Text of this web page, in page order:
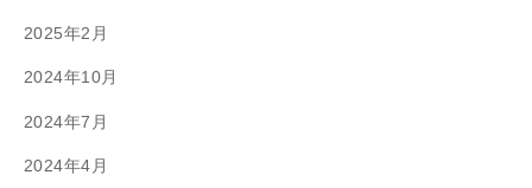
2025年2月
2024年10月
2024年7月
2024年4月